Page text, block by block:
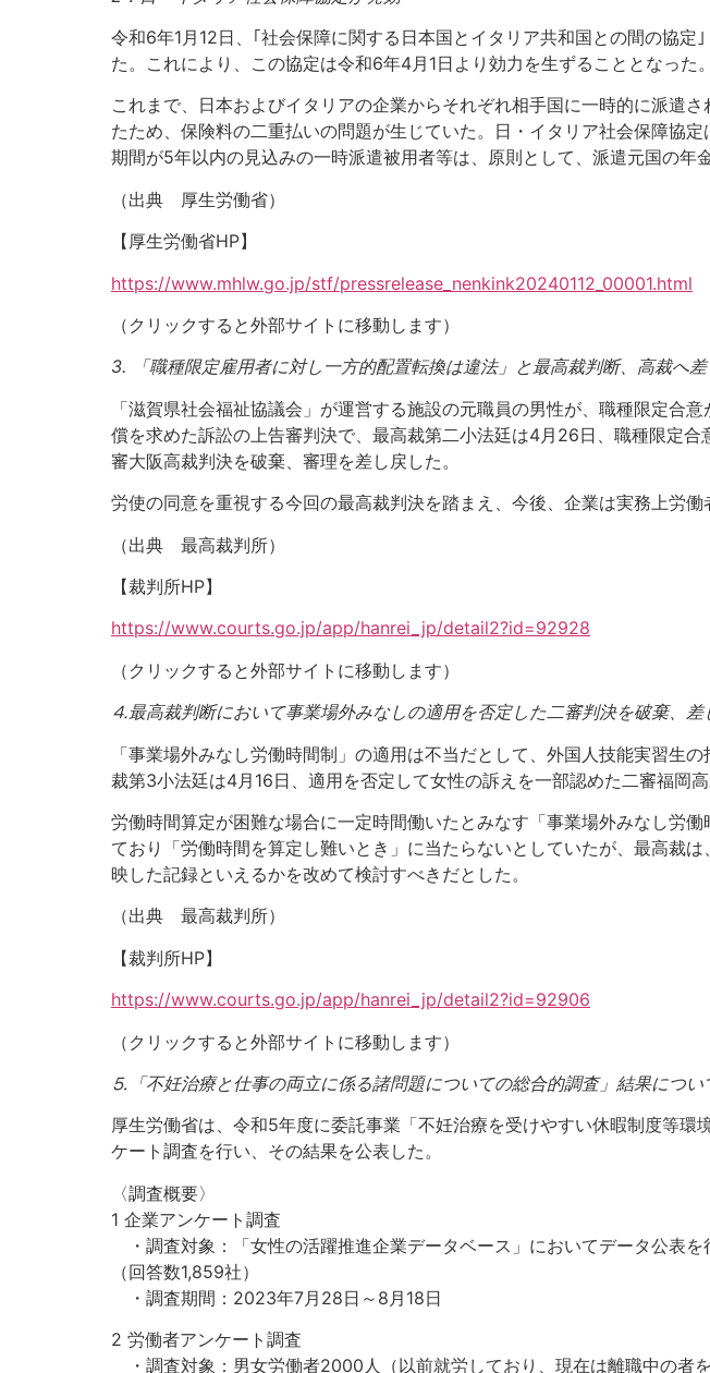
令和6年1月12日、｢社会保障に関する日本国とイタリア共和国との間の協
た。これにより、この協定は令和6年4月1日より効力を生ずることとなっ
これまで、日本およびイタリアの企業からそれぞれ相手国に一時的に派遣
たため、保険料の二重払いの問題が生じていた。日・イタリア社会保障協
期間が5年以内の見込みの一時派遣被用者等は、原則として、派遣元国の年
（出典 厚生労働省）
【厚生労働省HP】
https://www.mhlw.go.jp/stf/pressrelease_nenkink20240112_00001.html
（クリックすると外部サイトに移動します）
3.
「職種限定雇用者に対し一方的配置転換は違法」と最高裁判断、高裁へ
「滋賀県社会福祉協議会」が運営する施設の元職員の男性が、職種限定合
償を求めた訴訟の上告審判決で、最高裁第二小法廷は4月26日、職種限定
審大阪高裁判決を破棄、審理を差し戻した。
労使の同意を重視する今回の最高裁判決を踏まえ、今後、企業は実務上労働
（出典 最高裁判所）
【裁判所HP】
https://www.courts.go.jp/app/hanrei_jp/detail2?id=92928
（クリックすると外部サイトに移動します）
⒋最高裁判断において事業場外みなしの適用を否定した二審判決を破棄、差
「事業場外みなし労働時間制」の適用は不当だとして、外国人技能実習生
裁第3小法廷は4月16日、適用を否定して女性の訴えを一部認めた二審福岡
労働時間算定が困難な場合に一定時間働いたとみなす「事業場外みなし労
ており「労働時間を算定し難いとき」に当たらないとしていたが、最高裁
映した記録といえるかを改めて検討すべきだとした。
（出典 最高裁判所）
【裁判所HP】
https://www.courts.go.jp/app/hanrei_jp/detail2?id=92906
（クリックすると外部サイトに移動します）
⒌「不妊治療と仕事の両立に係る諸問題についての総合的調査」結果につい
厚生労働省は、令和5年度に委託事業「不妊治療を受けやすい休暇制度等
ケート調査を行い、その結果を公表した。
〈調査概要〉
1 企業アンケート調査
・調査対象：「女性の活躍推進企業データベース」においてデータ公
（回答数1,859社）
・調査期間：2023年7月28日～8月18日
2 労働者アンケート調査
・調査対象：男女労働者2000人（以前就労しており、現在は離職中の者を